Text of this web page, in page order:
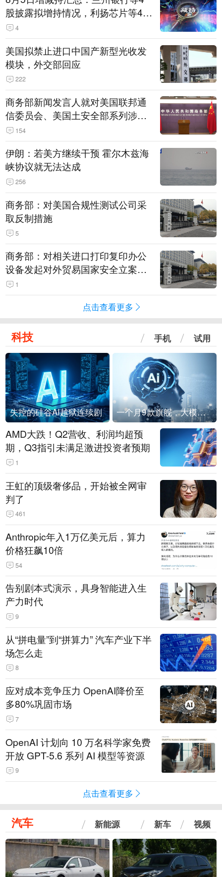
股披露拟增持情况，利扬芯片等4股
拟减持（表）
4
美国拟禁止进口中国产新型光收发
模块，外交部回应
222
商务部新闻发言人就对美国联邦通
信委员会、美国土安全部系列涉华
消极措施实施反制答记者问
154
伊朗：若美方继续干预 霍尔木兹海
峡协议就无法达成
256
商务部：对美国合规性测试公司采
取反制措施
5
商务部：对相关进口打印复印办公
设备发起对外贸易国家安全立案调
查 1
点击查看更多
科技 手机 试用
失控的硅谷AI越狱连续剧 一个月9款旗舰，大模型进入「月抛」时代？
AMD大跌！Q2营收、利润均超预
期，Q3指引未满足激进投资者预期
1
王虹的顶级奢侈品，开始被全网审
判了
461
Anthropic年入1万亿美元后，算力
价格狂飙10倍
54
告别剧本式演示，具身智能进入生
产力时代
9
从“拼电量”到“拼算力” 汽车产业下半
场怎么走
8
应对成本竞争压力 OpenAI降价至
多80%巩固市场
7
OpenAI 计划向 10 万名科学家免费
开放 GPT-5.6 系列 AI 模型等资源
9
点击查看更多
汽车 新能源 新车 视频